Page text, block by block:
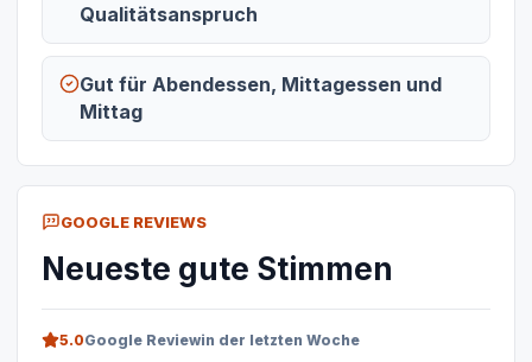
Qualitätsanspruch
Gut für Abendessen, Mittagessen und
Mittag
GOOGLE REVIEWS
Neueste gute Stimmen
5.0Google Reviewin der letzten Woche